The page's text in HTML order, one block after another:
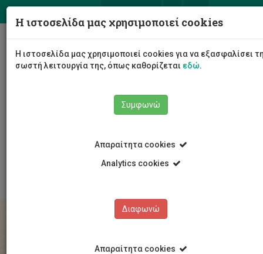
Eγγραφή και κράτηση θέσης
Αρχική κατανομή Παγκύπριων Εξετάσεων
Η ιστοσελίδα μας χρησιμοποιεί cookies
Η ιστοσελίδα μας χρησιμοποιεί cookies για να εξασφαλίσει
σωστή λειτουργία της, όπως καθορίζεται εδώ.
Συμφωνώ
Απαραίτητα cookies
Analytics cookies
Διαφωνώ
Απαραίτητα cookies